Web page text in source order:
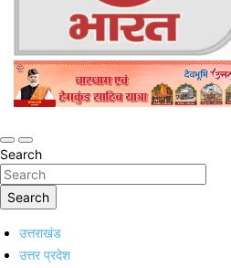
Jan Jan Ka Bharat
Online Trending Hindi News Website
Search
Search
उत्तराखंड
उत्तर प्रदेश